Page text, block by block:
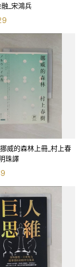
_宋鴻兵
挪威的森林上冊_村上春
珠譯